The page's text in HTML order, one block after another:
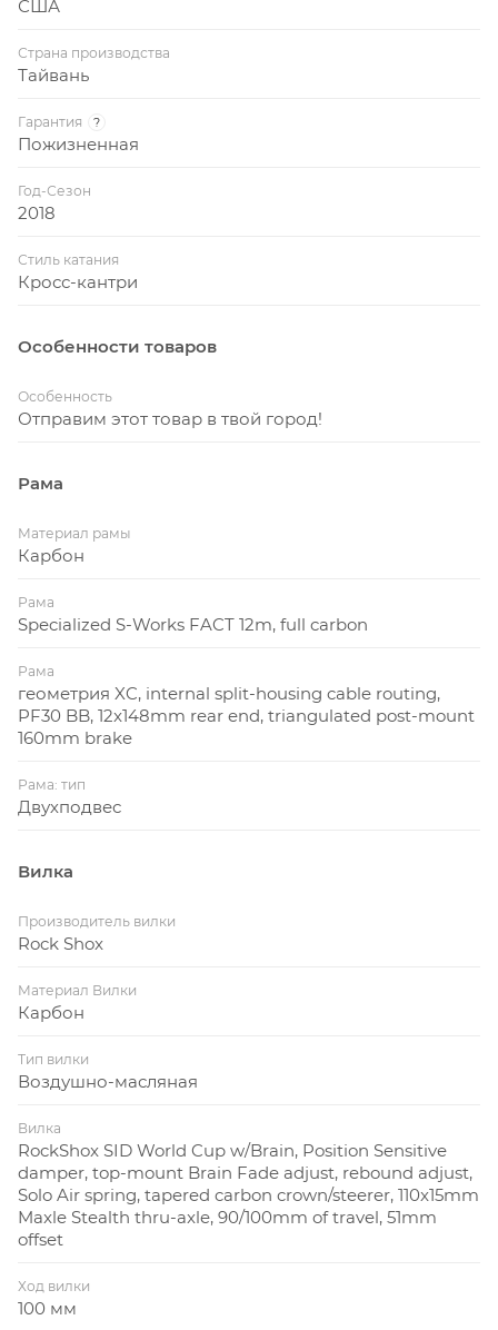
США
Страна производства
Тайвань
Гарантия ?
Пожизненная
Год-Сезон
2018
Стиль катания
Кросс-кантри
Особенности товаров
Особенность
Отправим этот товар в твой город!
Рама
Материал рамы
Карбон
Рама
Specialized S-Works FACT 12m, full carbon
Рама
геометрия XC, internal split-housing cable routing,
PF30 BB, 12x148mm rear end, triangulated post-mount
160mm brake
Рама: тип
Двухподвес
Вилка
Производитель вилки
Rock Shox
Материал Вилки
Карбон
Тип вилки
Воздушно-масляная
Вилка
RockShox SID World Cup w/Brain, Position Sensitive
damper, top-mount Brain Fade adjust, rebound adjust,
Solo Air spring, tapered carbon crown/steerer, 110x15mm
Maxle Stealth thru-axle, 90/100mm of travel, 51mm
offset
Ход вилки
100 мм